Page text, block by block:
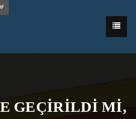
GEÇIRILDI MI,